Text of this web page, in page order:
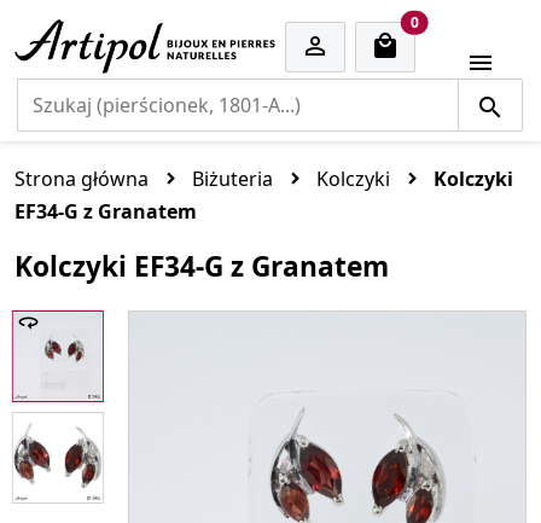

0cart items

Strona główna Biżuteria Kolczyki
Kolczyki
EF34-G z Granatem
Kolczyki EF34-G z Granatem